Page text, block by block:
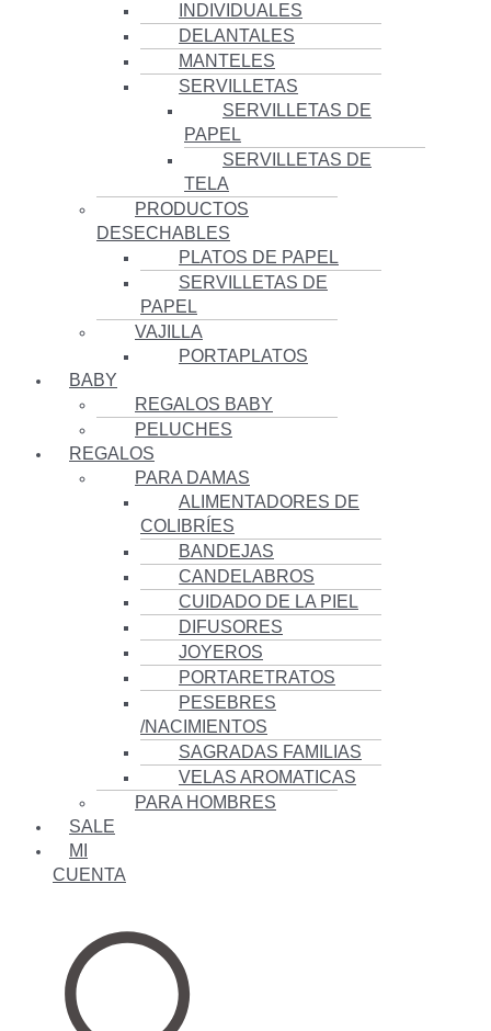
INDIVIDUALES
DELANTALES
MANTELES
SERVILLETAS
SERVILLETAS DE
PAPEL
SERVILLETAS DE
TELA
PRODUCTOS
DESECHABLES
PLATOS DE PAPEL
SERVILLETAS DE
PAPEL
VAJILLA
PORTAPLATOS
BABY
REGALOS BABY
PELUCHES
REGALOS
PARA DAMAS
ALIMENTADORES DE
COLIBRÍES
BANDEJAS
CANDELABROS
CUIDADO DE LA PIEL
DIFUSORES
JOYEROS
PORTARETRATOS
PESEBRES
/NACIMIENTOS
SAGRADAS FAMILIAS
VELAS AROMATICAS
PARA HOMBRES
SALE
MI
CUENTA